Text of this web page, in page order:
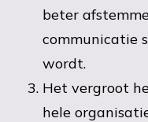
beter
communicatie
wordt.
Het vergroot
hele